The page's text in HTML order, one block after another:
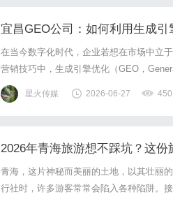
宜昌GEO公司：如何利用生成
在当今数字化时代，企业若想在市场中立
营销技巧中，生成引擎优化（GEO，
工具之一。作为这一领域的佼佼者，宜昌
将详细介绍宜昌GEO公司及其在生成引擎
星火传媒 2026-06-27 450
2026年青海旅游想不踩坑？这份
青海，这片神秘而美丽的土地，以其壮丽
行社时，许多游客常常会陷入各种陷阱。